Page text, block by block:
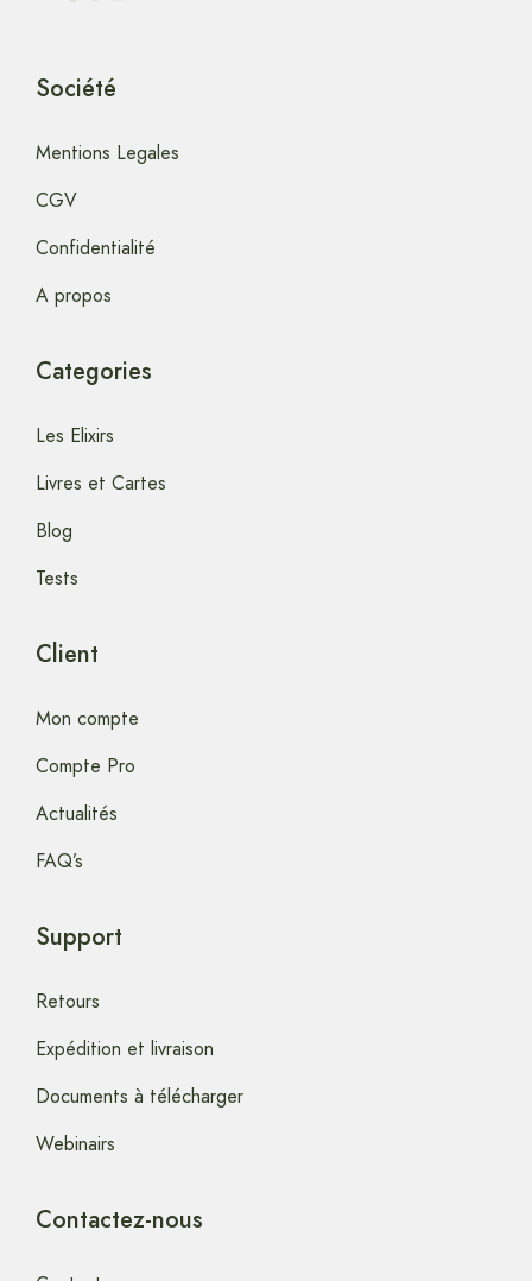
Société
Mentions Legales
CGV
Confidentialité
A propos
Categories
Les Elixirs
Livres et Cartes
Blog
Tests
Client
Mon compte
Compte Pro
Actualités
FAQ’s
Support
Retours
Expédition et livraison
Documents à télécharger
Webinairs
Contactez-nous